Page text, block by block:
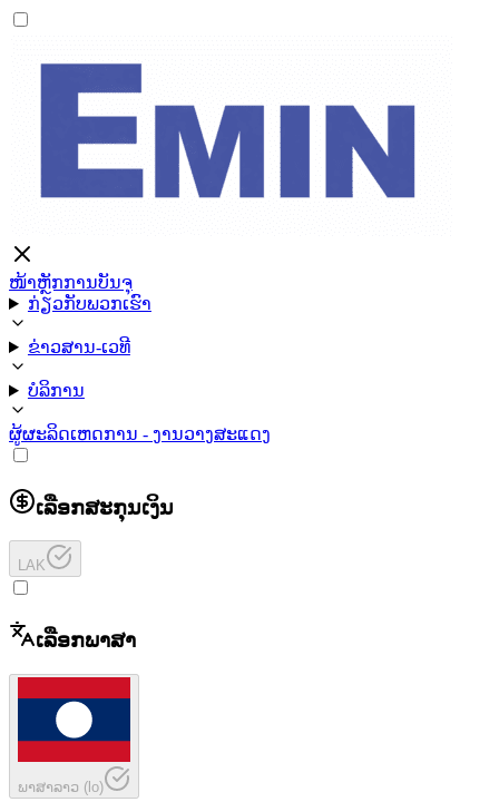
ໜ້າຫຼັກການບັນຈຸ
ກ່ຽວກັບພວກເຮົາ
ຂ່າວສານ-ເວທີ
ບໍລິການ
ຜູ້ຜະລິດເຫດການ - ງານວາງສະແດງ
ເລືອກສະກຸນເງິນ
LAK
ເລືອກພາສາ
ພາສາລາວ (lo)